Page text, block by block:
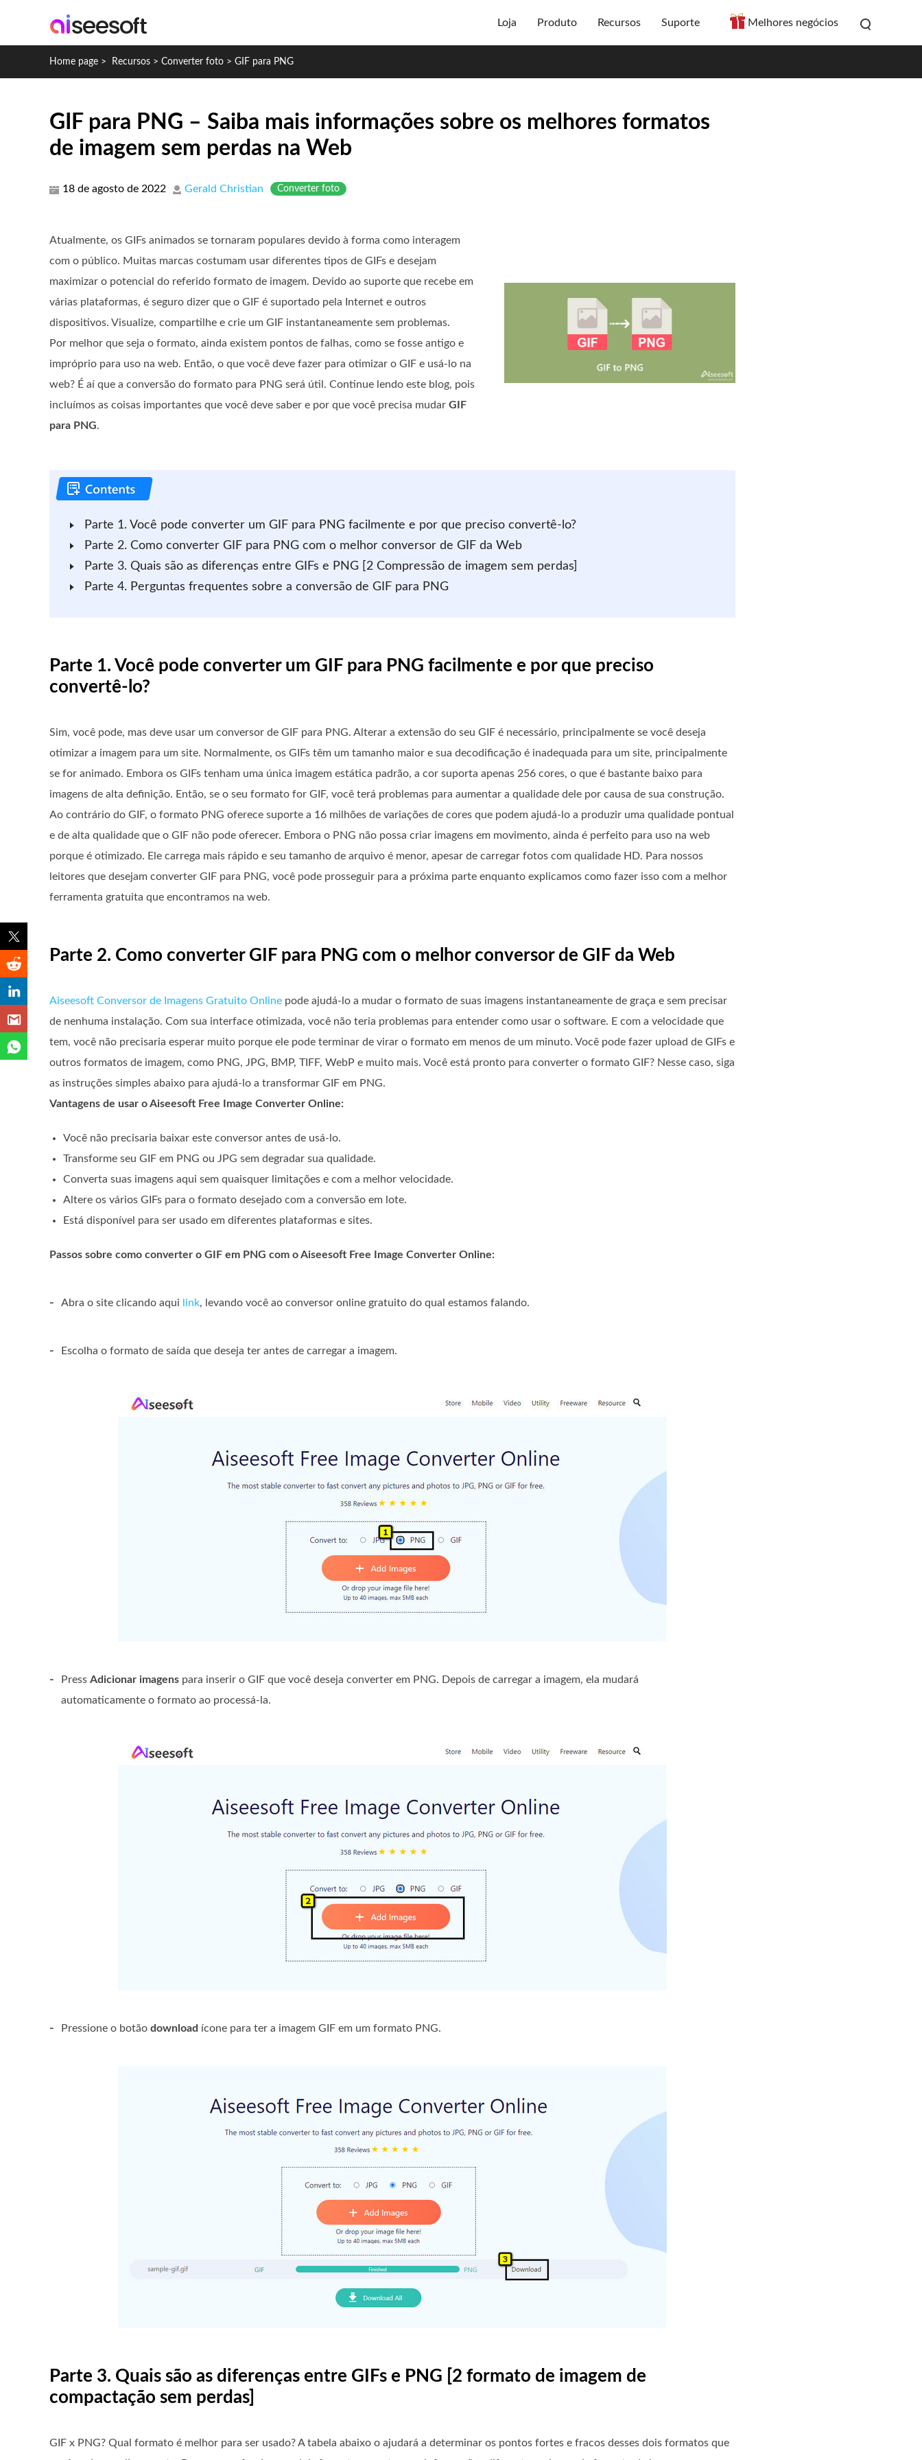
Loja Produto Recursos Suporte Melhores negócios
Home page > Recursos > Converter foto > GIF para PNG
GIF para PNG – Saiba mais informações sobre os melhores formatos
de imagem sem perdas na Web
18 de agosto de 2022 Gerald Christian Converter foto
Atualmente, os GIFs animados se tornaram populares devido à forma como interagem
com o público. Muitas marcas costumam usar diferentes tipos de GIFs e desejam
maximizar o potencial do referido formato de imagem. Devido ao suporte que recebe em
várias plataformas, é seguro dizer que o GIF é suportado pela Internet e outros
dispositivos. Visualize, compartilhe e crie um GIF instantaneamente sem problemas.
Por melhor que seja o formato, ainda existem pontos de falhas, como se fosse antigo e
impróprio para uso na web. Então, o que você deve fazer para otimizar o GIF e usá-lo na
web? É aí que a conversão do formato para PNG será útil. Continue lendo este blog, pois
incluímos as coisas importantes que você deve saber e por que você precisa mudar GIF
para PNG.
Parte 1. Você pode converter um GIF para PNG facilmente e por que preciso convertê-lo?
Parte 2. Como converter GIF para PNG com o melhor conversor de GIF da Web
Parte 3. Quais são as diferenças entre GIFs e PNG [2 Compressão de imagem sem perdas]
Parte 4. Perguntas frequentes sobre a conversão de GIF para PNG
Parte 1. Você pode converter um GIF para PNG facilmente e por que preciso
convertê-lo?
Sim, você pode, mas deve usar um conversor de GIF para PNG. Alterar a extensão do seu GIF é necessário, principalmente se você deseja
otimizar a imagem para um site. Normalmente, os GIFs têm um tamanho maior e sua decodificação é inadequada para um site, principalmente
se for animado. Embora os GIFs tenham uma única imagem estática padrão, a cor suporta apenas 256 cores, o que é bastante baixo para
imagens de alta definição. Então, se o seu formato for GIF, você terá problemas para aumentar a qualidade dele por causa de sua construção.
Ao contrário do GIF, o formato PNG oferece suporte a 16 milhões de variações de cores que podem ajudá-lo a produzir uma qualidade pontual
e de alta qualidade que o GIF não pode oferecer. Embora o PNG não possa criar imagens em movimento, ainda é perfeito para uso na web
porque é otimizado. Ele carrega mais rápido e seu tamanho de arquivo é menor, apesar de carregar fotos com qualidade HD. Para nossos
leitores que desejam converter GIF para PNG, você pode prosseguir para a próxima parte enquanto explicamos como fazer isso com a melhor
ferramenta gratuita que encontramos na web.
Parte 2. Como converter GIF para PNG com o melhor conversor de GIF da Web
Aiseesoft Conversor de Imagens Gratuito Online pode ajudá-lo a mudar o formato de suas imagens instantaneamente de graça e sem precisar
de nenhuma instalação. Com sua interface otimizada, você não teria problemas para entender como usar o software. E com a velocidade que
tem, você não precisaria esperar muito porque ele pode terminar de virar o formato em menos de um minuto. Você pode fazer upload de GIFs e
outros formatos de imagem, como PNG, JPG, BMP, TIFF, WebP e muito mais. Você está pronto para converter o formato GIF? Nesse caso, siga
as instruções simples abaixo para ajudá-lo a transformar GIF em PNG.
Vantagens de usar o Aiseesoft Free Image Converter Online:
Você não precisaria baixar este conversor antes de usá-lo.
Transforme seu GIF em PNG ou JPG sem degradar sua qualidade.
Converta suas imagens aqui sem quaisquer limitações e com a melhor velocidade.
Altere os vários GIFs para o formato desejado com a conversão em lote.
Está disponível para ser usado em diferentes plataformas e sites.
Passos sobre como converter o GIF em PNG com o Aiseesoft Free Image Converter Online:
- Abra o site clicando aqui link, levando você ao conversor online gratuito do qual estamos falando.
- Escolha o formato de saída que deseja ter antes de carregar a imagem.
- Press Adicionar imagens para inserir o GIF que você deseja converter em PNG. Depois de carregar a imagem, ela mudará
automaticamente o formato ao processá-la.
- Pressione o botão download ícone para ter a imagem GIF em um formato PNG.
Parte 3. Quais são as diferenças entre GIFs e PNG [2 formato de imagem de
compactação sem perdas]
GIF x PNG? Qual formato é melhor para ser usado? A tabela abaixo o ajudará a determinar os pontos fortes e fracos desses dois formatos que